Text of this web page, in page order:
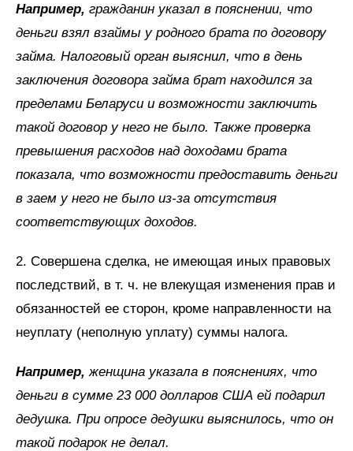
Например, гражданин указал в пояснении, что
деньги взял взаймы у родного брата по договору
займа. Налоговый орган выяснил, что в день
заключения договора займа брат находился за
пределами Беларуси и возможности заключить
такой договор у него не было. Также проверка
превышения расходов над доходами брата
показала, что возможности предоставить деньги
в заем у него не было из-за отсутствия
соответствующих доходов.
2. Совершена сделка, не имеющая иных правовых
последствий, в т. ч. не влекущая изменения прав и
обязанностей ее сторон, кроме направленности на
неуплату (неполную уплату) суммы налога.
Например, женщина указала в пояснениях, что
деньги в сумме 23 000 долларов США ей подарил
дедушка. При опросе дедушки выяснилось, что он
такой подарок не делал.